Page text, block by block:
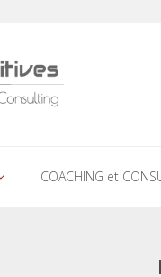
COACHING et